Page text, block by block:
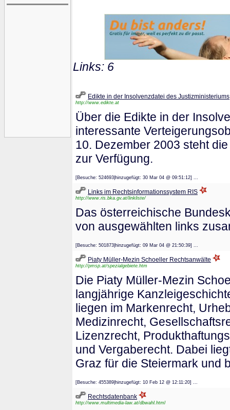
Links: 6
Edikte in der Insolvenzdatei des Justizministeriums
http://www.edikte.at
Über die Edikte in der
interessante
10. Dezember 2003 steht
zur Verfügung.
[Besuche: 524693|hinzugefügt: 30 Mar 04 @ 09:51:12] ...
Links im Rechtsinformationssystem RIS
http://www.ris.bka.gv.at/linkliste/
Das österreichische
von ausgewählten links
[Besuche: 501873|hinzugefügt: 09 Mar 04 @ 21:50:39] ...
Piaty Müller-Mezin Schoeller Rechtsanwälte
http://pmsp.at/spezialgebiete.htm
Die Piaty Müller-Mezin
langjährige
liegen im Markenrecht,
Medizinrecht,
Lizenzrecht,
und Vergaberecht. Dabei
Graz für die Steiermark und
[Besuche: 455389|hinzugefügt: 10 Feb 12 @ 12:11:20] ...
Rechtsdatenbank
http://www.multimedia-law.at/dbwahl.html